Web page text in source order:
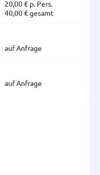
20,00 € p. Pers.
40,00 € gesamt
auf Anfrage
auf Anfrage